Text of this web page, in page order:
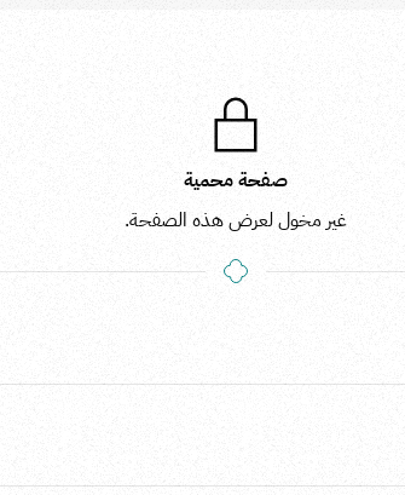
صفحة محمية
غير مخول لعرض هذه الصفحة.